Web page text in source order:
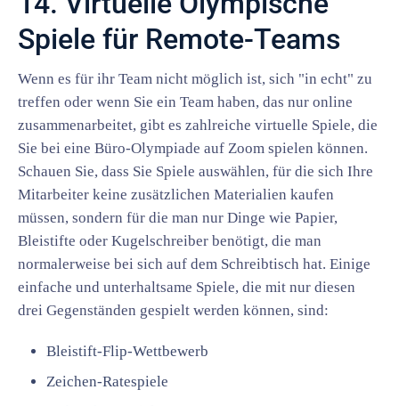
Spiele für Remote-Teams
Wenn es für ihr Team nicht möglich ist, sich "in echt" zu
treffen oder wenn Sie ein Team haben, das nur online
zusammenarbeitet, gibt es zahlreiche virtuelle Spiele, die
Sie bei eine Büro-Olympiade auf Zoom spielen können.
Schauen Sie, dass Sie Spiele auswählen, für die sich Ihre
Mitarbeiter keine zusätzlichen Materialien kaufen
müssen, sondern für die man nur Dinge wie Papier,
Bleistifte oder Kugelschreiber benötigt, die man
normalerweise bei sich auf dem Schreibtisch hat. Einige
einfache und unterhaltsame Spiele, die mit nur diesen
drei Gegenständen gespielt werden können, sind:
Bleistift-Flip-Wettbewerb
Zeichen-Ratespiele